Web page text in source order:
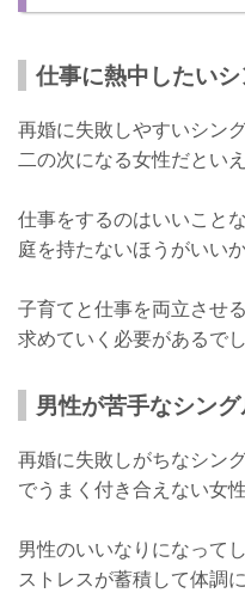
仕事に熱中したい
再婚に失敗しやすいシン
二の次になる女性だといえ
仕事をするのはいいこと
庭を持たないほうがいい
子育てと仕事を両立させ
求めていく必要があるでし
男性が苦手なシン
再婚に失敗しがちなシン
でうまく付き合えない女性
男性のいいなりになって
ストレスが蓄積して体調